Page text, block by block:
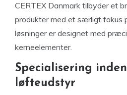
CERTEX Danmark tilbyder et
produkter med et særligt fokus
løsninger er designet med
kerneelementer.
Specialisering
løfteudstyr